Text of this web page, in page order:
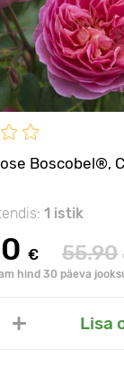
Boscobel®,
1 istik
€ 55.90
hind 30 päeva
Lisa